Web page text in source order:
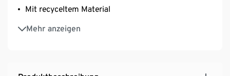
Mit recyceltem Material
Mehr anzeigen
Dieses Tau-Spielzeug schont Ressourcen